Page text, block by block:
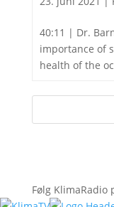
40:11 | Dr.
importance of
health of the
Følg KlimaRadio